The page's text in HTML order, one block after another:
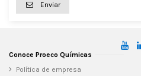
Enviar
Conoce Proeco Químicas
Política de empresa